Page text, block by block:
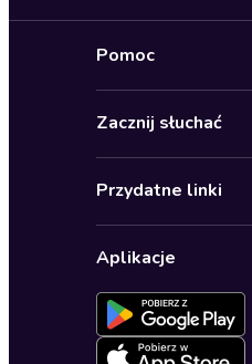
Biznes, marketing, ekonomia
Dla młodzieży
Pomoc
Pomoc
Ustawienia
Formularz
Deklaracja
Zacznij słuchać
Karnety
Oferta dla firm i
Przydatne linki
Dołącz do
Blog
Zapowiedzi
Aplikacje